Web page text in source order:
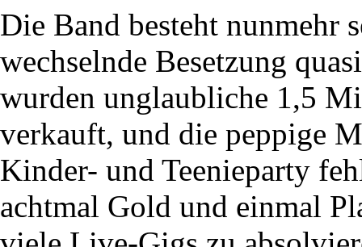
Die Band besteht nunmehr
wechselnde Besetzung
wurden unglaubliche 1,5
verkauft, und die peppige
Kinder- und Teenieparty
achtmal Gold und einmal